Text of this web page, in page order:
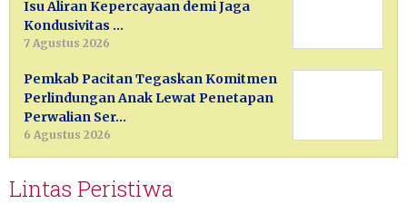
Isu Aliran Kepercayaan demi Jaga
Kondusivitas …
7 Agustus 2026
Pemkab Pacitan Tegaskan Komitmen
Perlindungan Anak Lewat Penetapan
Perwalian Ser…
6 Agustus 2026
Lintas Peristiwa